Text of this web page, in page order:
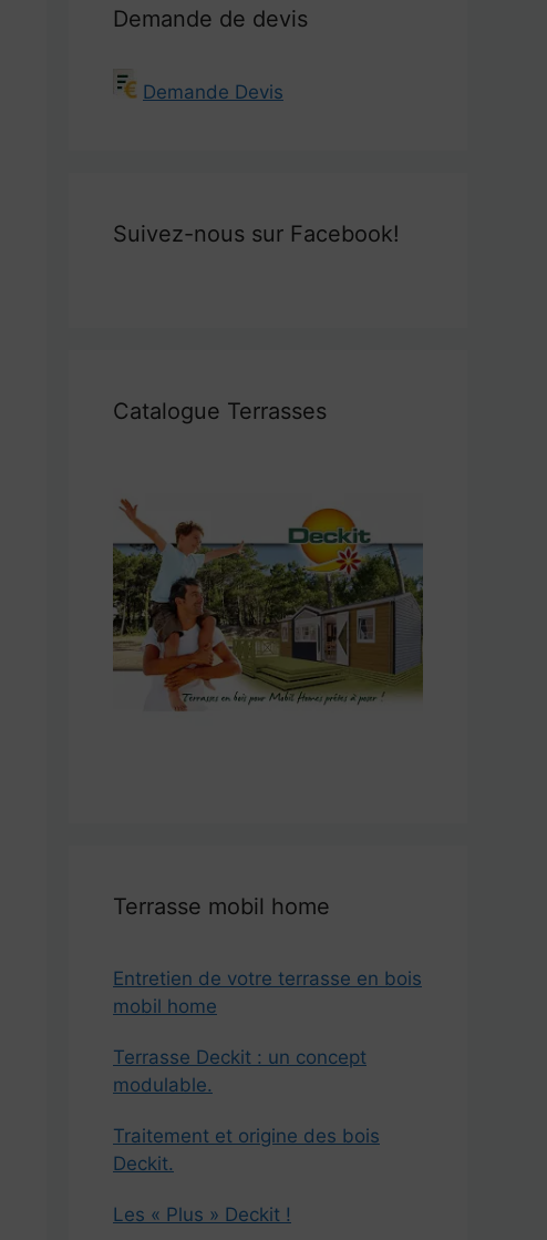
Demande de devis
Demande Devis
Suivez-nous sur Facebook!
Catalogue Terrasses
Terrasse mobil home
Entretien de votre terrasse en bois
mobil home
Terrasse Deckit : un concept
modulable.
Traitement et origine des bois
Deckit.
Les « Plus » Deckit !